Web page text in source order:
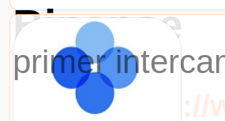
Binance
primer
URL：